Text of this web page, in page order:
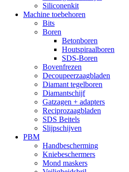
Siliconenkit
Machine toebehoren
Bits
Boren
Betonboren
Houtspiraalboren
SDS-Boren
Bovenfrezen
Decoupeerzaagbladen
Diamant tegelboren
Diamantschijf
Gatzagen + adapters
Reciprozaagbladen
SDS Beitels
Slijpschijven
PBM
Handbescherming
Kniebeschermers
Mond maskers